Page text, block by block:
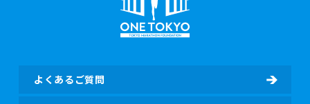
知的障害、車いす）の有無、臓器移植の有無、伴走者の有
無）（該当する場合）、寄付者情報（所属先、住所、電話番
号、部署名、役職、担当者氏名、担当者電子メールアドレ
得し、取り扱います。
よくあるご質問